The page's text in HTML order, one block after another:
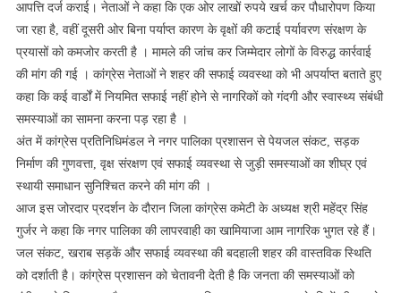
आपत्ति दर्ज कराई। नेताओं ने कहा कि एक ओर लाखों रुपये खर्च कर पौधारोपण किया
जा रहा है, वहीं दूसरी ओर बिना पर्याप्त कारण के वृक्षों की कटाई पर्यावरण संरक्षण के
प्रयासों को कमजोर करती है । मामले की जांच कर जिम्मेदार लोगों के विरुद्ध कार्रवाई
की मांग की गई । कांग्रेस नेताओं ने शहर की सफाई व्यवस्था को भी अपर्याप्त बताते हुए
कहा कि कई वार्डों में नियमित सफाई नहीं होने से नागरिकों को गंदगी और स्वास्थ्य संबंधी
समस्याओं का सामना करना पड़ रहा है ।
अंत में कांग्रेस प्रतिनिधिमंडल ने नगर पालिका प्रशासन से पेयजल संकट, सड़क
निर्माण की गुणवत्ता, वृक्ष संरक्षण एवं सफाई व्यवस्था से जुड़ी समस्याओं का शीघ्र एवं
स्थायी समाधान सुनिश्चित करने की मांग की ।
आज इस जोरदार प्रदर्शन के दौरान जिला कांग्रेस कमेटी के अध्यक्ष श्री महेंद्र सिंह
गुर्जर ने कहा कि नगर पालिका की लापरवाही का खामियाजा आम नागरिक भुगत रहे हैं।
जल संकट, खराब सड़कें और सफाई व्यवस्था की बदहाली शहर की वास्तविक स्थिति
को दर्शाती है। कांग्रेस प्रशासन को चेतावनी देती है कि जनता की समस्याओं को